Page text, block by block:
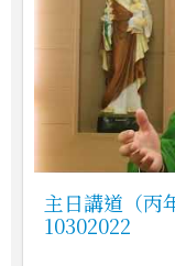
主日講道（丙
10302022